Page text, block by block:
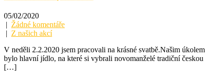
05/02/2020
| Žádné komentáře
| Z našich akcí
V neděli 2.2.2020 jsem pracovali na krásné svatbě.Našim úkolem
bylo hlavní jídlo, na které si vybrali novomanželé tradiční českou
[…]